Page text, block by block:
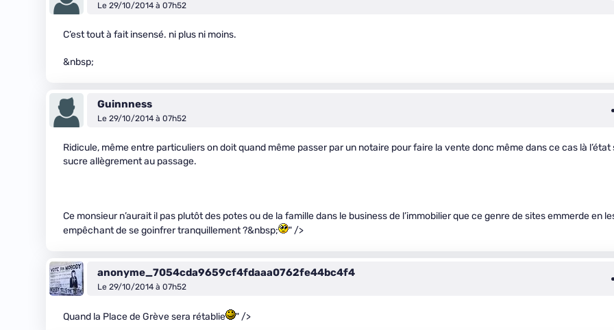
Le 29/10/2014 à 07h52
C’est tout à fait insensé. ni plus ni moins.
&nbsp;
Guinnness
Le 29/10/2014 à 07h52
Ridicule, même entre particuliers on doit quand même passer par un notaire pour faire la vente donc même dans ce cas là l’état
sucre allègrement au passage.
Ce monsieur n’aurait il pas plutôt des potes ou de la famille dans le business de l’immobilier que ce genre de sites emmerde en
empêchant de se goinfrer tranquillement ?&nbsp;
" />
anonyme_7054cda9659cf4fdaaa0762fe44bc4f4
Le 29/10/2014 à 07h52
Quand la Place de Grève sera rétablie " />